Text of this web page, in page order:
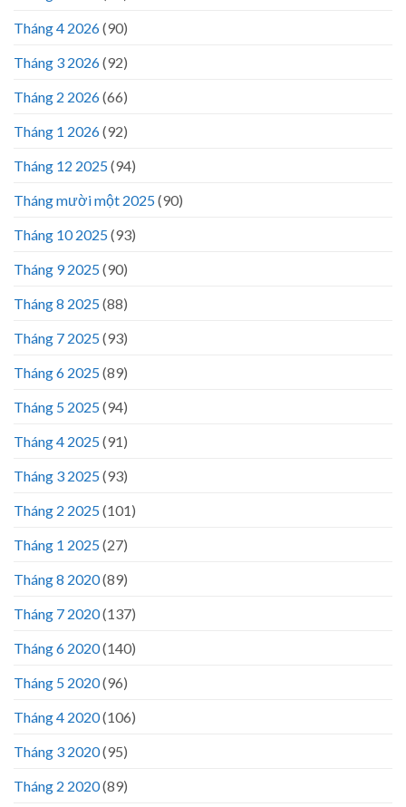
Tháng 4 2026(90)
Tháng 3 2026(92)
Tháng 2 2026(66)
Tháng 1 2026(92)
Tháng 12 2025(94)
Tháng mười một 2025(90)
Tháng 10 2025(93)
Tháng 9 2025(90)
Tháng 8 2025(88)
Tháng 7 2025(93)
Tháng 6 2025(89)
Tháng 5 2025(94)
Tháng 4 2025(91)
Tháng 3 2025(93)
Tháng 2 2025(101)
Tháng 1 2025(27)
Tháng 8 2020(89)
Tháng 7 2020(137)
Tháng 6 2020(140)
Tháng 5 2020(96)
Tháng 4 2020(106)
Tháng 3 2020(95)
Tháng 2 2020(89)